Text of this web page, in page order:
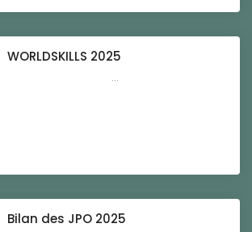
WORLDSKILLS 2025
...
Bilan des JPO 2025